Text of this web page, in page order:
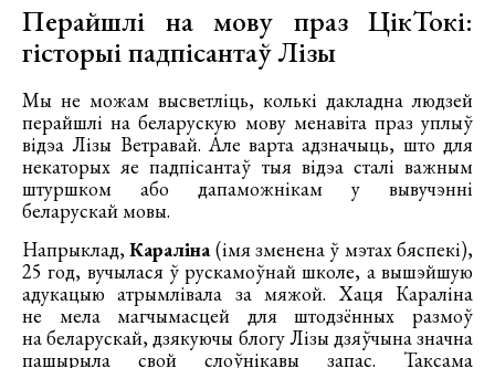
Перайшлі на мову праз ЦікТокі:
гісторыі падпісантаў Лізы
Мы не можам высветліць, колькі дакладна людзей
перайшлі на беларускую мову менавіта праз уплыў
відэа Лізы Ветравай. Але варта адзначыць, што для
некаторых яе падпісантаў тыя відэа сталі важным
штуршком або дапаможнікам у вывучэнні
беларускай мовы.
Напрыклад,Караліна(імя зменена ў мэтах бяспекі),
25 год, вучылася ў рускамоўнай школе, а вышэйшую
адукацыю атрымлівала за мяжой. Хаця Караліна
не мела магчымасцей для штодзённых размоў
на беларускай, дзякуючы блогу Лізы дзяўчына значна
пашырыла свой слоўнікавы запас. Таксама